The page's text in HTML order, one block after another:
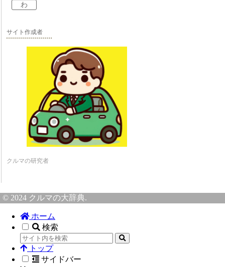
わ
サイト作成者
クルマの研究者
© 2024 クルマの大辞典.
ホーム
検索
トップ
サイドバー